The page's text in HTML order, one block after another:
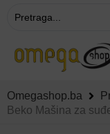
Omegashop.ba
Beko Mašina za